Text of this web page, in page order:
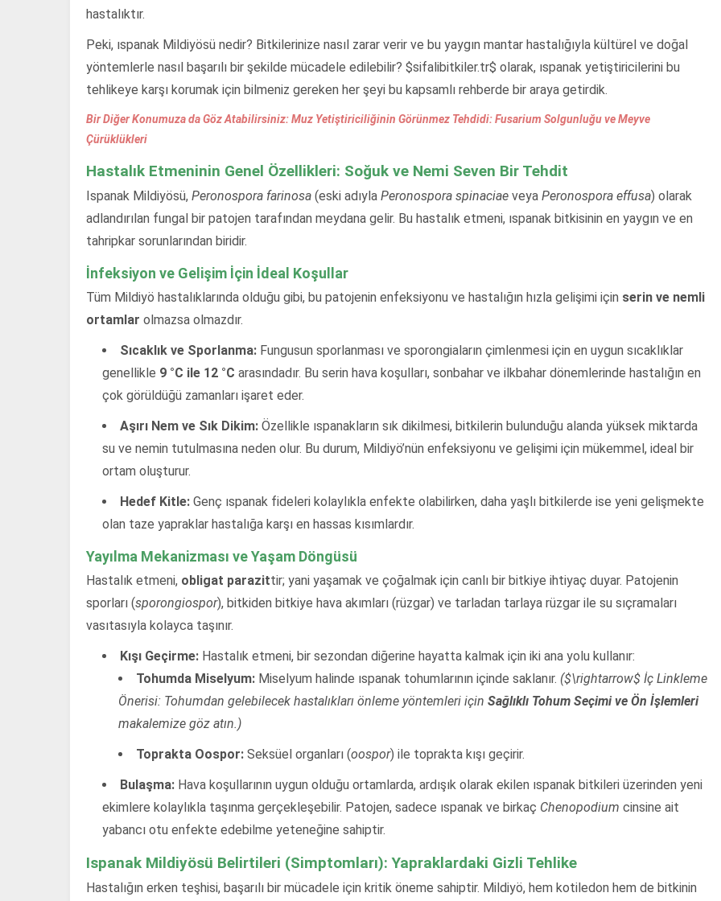
hastalıktır.
Peki, ıspanak Mildiyösü nedir? Bitkilerinize nasıl zarar verir ve bu yaygın mantar hastalığıyla kültürel ve doğal
yöntemlerle nasıl başarılı bir şekilde mücadele edilebilir? $sifalibitkiler.tr$ olarak, ıspanak yetiştiricilerini bu
tehlikeye karşı korumak için bilmeniz gereken her şeyi bu kapsamlı rehberde bir araya getirdik.
Bir Diğer Konumuza da Göz Atabilirsiniz: Muz Yetiştiriciliğinin Görünmez Tehdidi: Fusarium Solgunluğu ve Meyve
Çürüklükleri
Hastalık Etmeninin Genel Özellikleri: Soğuk ve Nemi Seven Bir Tehdit
Ispanak Mildiyösü, Peronospora farinosa (eski adıyla Peronospora spinaciae veya Peronospora effusa) olarak
adlandırılan fungal bir patojen tarafından meydana gelir. Bu hastalık etmeni, ıspanak bitkisinin en yaygın ve en
tahripkar sorunlarından biridir.
İnfeksiyon ve Gelişim İçin İdeal Koşullar
Tüm Mildiyö hastalıklarında olduğu gibi, bu patojenin enfeksiyonu ve hastalığın hızla gelişimi için serin ve nemli
ortamlar olmazsa olmazdır.
Sıcaklık ve Sporlanma: Fungusun sporlanması ve sporongiaların çimlenmesi için en uygun sıcaklıklar
genellikle 9 °C ile 12 °C arasındadır. Bu serin hava koşulları, sonbahar ve ilkbahar dönemlerinde hastalığın en
çok görüldüğü zamanları işaret eder.
Aşırı Nem ve Sık Dikim: Özellikle ıspanakların sık dikilmesi, bitkilerin bulunduğu alanda yüksek miktarda
su ve nemin tutulmasına neden olur. Bu durum, Mildiyö’nün enfeksiyonu ve gelişimi için mükemmel, ideal bir
ortam oluşturur.
Hedef Kitle: Genç ıspanak fideleri kolaylıkla enfekte olabilirken, daha yaşlı bitkilerde ise yeni gelişmekte
olan taze yapraklar hastalığa karşı en hassas kısımlardır.
Yayılma Mekanizması ve Yaşam Döngüsü
Hastalık etmeni, obligat parazittir; yani yaşamak ve çoğalmak için canlı bir bitkiye ihtiyaç duyar. Patojenin
sporları (sporongiospor), bitkiden bitkiye hava akımları (rüzgar) ve tarladan tarlaya rüzgar ile su sıçramaları
vasıtasıyla kolayca taşınır.
Kışı Geçirme: Hastalık etmeni, bir sezondan diğerine hayatta kalmak için iki ana yolu kullanır:
Tohumda Miselyum: Miselyum halinde ıspanak tohumlarının içinde saklanır. ($\rightarrow$ İç Linkleme
Önerisi: Tohumdan gelebilecek hastalıkları önleme yöntemleri için Sağlıklı Tohum Seçimi ve Ön İşlemleri
makalemize göz atın.)
Toprakta Oospor: Seksüel organları (oospor) ile toprakta kışı geçirir.
Bulaşma: Hava koşullarının uygun olduğu ortamlarda, ardışık olarak ekilen ıspanak bitkileri üzerinden yeni
ekimlere kolaylıkla taşınma gerçekleşebilir. Patojen, sadece ıspanak ve birkaç Chenopodium cinsine ait
yabancı otu enfekte edebilme yeteneğine sahiptir.
Ispanak Mildiyösü Belirtileri (Simptomları): Yapraklardaki Gizli Tehlike
Hastalığın erken teşhisi, başarılı bir mücadele için kritik öneme sahiptir. Mildiyö, hem kotiledon hem de bitkinin